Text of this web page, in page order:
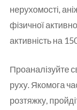
нерухомості,
фізичної
активність на
Проаналізуйте
руху. Якомога
розтяжку,